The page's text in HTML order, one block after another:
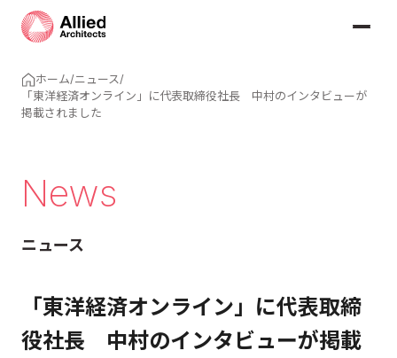
ホーム/ニュース/
「東洋経済オンライン」に代表取締役社長 中村のインタビューが
掲載されました
News
ニュース
「東洋経済オンライン」に代表取締
役社長 中村のインタビューが掲載